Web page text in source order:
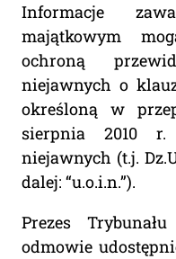
Informacje
majątkowym
ochroną
niejawnych o
określoną w
sierpnia 2010
niejawnych (t.j.
dalej: “u.o.i.n.”).
Prezes
odmowie